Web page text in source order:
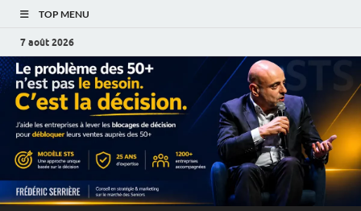
TOP MENU
7 août 2026